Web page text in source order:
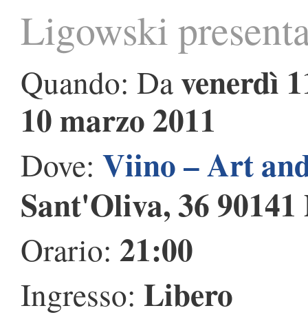
Ligowski
Quando: Davenerdì
10 marzo 2011
Dove: Viino – Art
Sant'Oliva, 36
Orario: 21:00
Ingresso: Libero